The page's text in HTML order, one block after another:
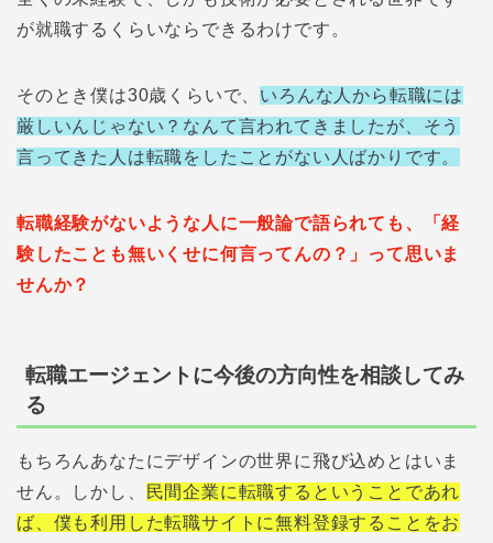
が就職するくらいならできるわけです。
そのとき僕は30歳くらいで、 いろんな人から転職には
厳しいんじゃない？なんて言われてきましたが、そう
言ってきた人は転職をしたことがない人ばかりです。
転職経験がないような人に一般論で語られても、「経
験したことも無いくせに何言ってんの？」って思いま
せんか？
転職エージェントに今後の方向性を相談してみ
る
もちろんあなたにデザインの世界に飛び込めとはいま
せん。しかし、
民間企業に転職するということであれ
ば、僕も利用した転職サイトに無料登録することをお